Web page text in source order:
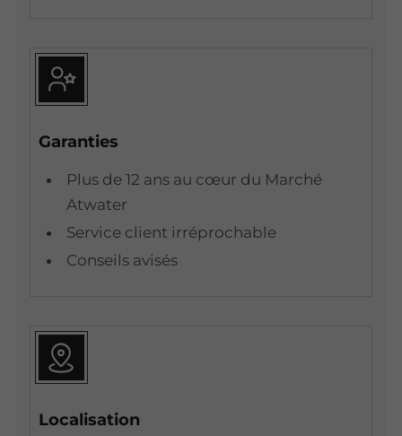
Garanties
Plus de 12 ans au cœur du Marché
Atwater
Service client irréprochable
Conseils avisés
Localisation